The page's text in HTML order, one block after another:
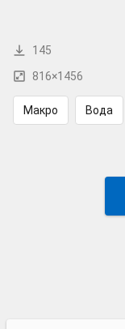
145
816×1456
Макро Вода